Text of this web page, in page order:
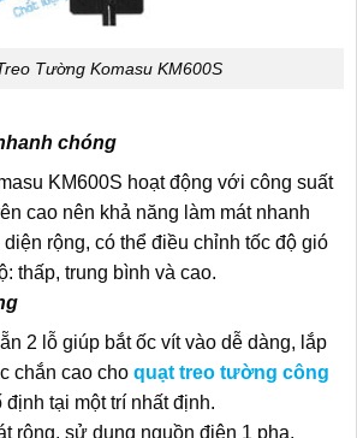
Tường Komasu KM600S
chóng
KM600S hoạt động với công suất
cao nên khả năng làm mát nhanh
rộng, có thể điều chỉnh tốc độ gió
thấp, trung bình và cao.
2 lỗ giúp bắt ốc vít vào dễ dàng, lắp
chắn cao cho quạt treo tường công
định tại một trí nhất định.
rộng, sử dụng nguồn điện 1 pha,